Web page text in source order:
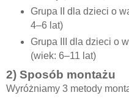
Grupa II dla dzieci o
4–6 lat)
Grupa III dla dzieci o
(wiek: 6–11 lat)
2) Sposób montażu
Wyróżniamy 3 metody